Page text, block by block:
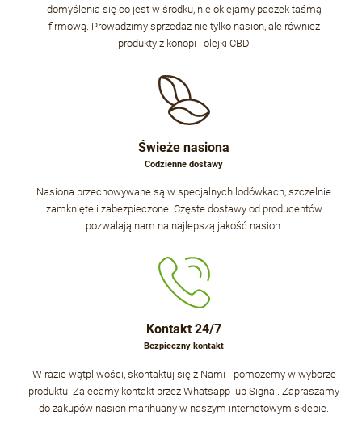
domyślenia się co jest w środku, nie oklejamy paczek taśmą
firmową. Prowadzimy sprzedaż nie tylko nasion, ale również
produkty z konopi i olejki CBD
Świeże nasiona
Codzienne dostawy
Nasiona przechowywane są w specjalnych lodówkach, szczelnie
zamknięte i zabezpieczone. Częste dostawy od producentów
pozwalają nam na najlepszą jakość nasion.
Kontakt 24/7
Bezpieczny kontakt
W razie wątpliwości, skontaktuj się z Nami - pomożemy w wyborze
produktu. Zalecamy kontakt przez Whatsapp lub Signal. Zapraszamy
do zakupów nasion marihuany w naszym internetowym sklepie.